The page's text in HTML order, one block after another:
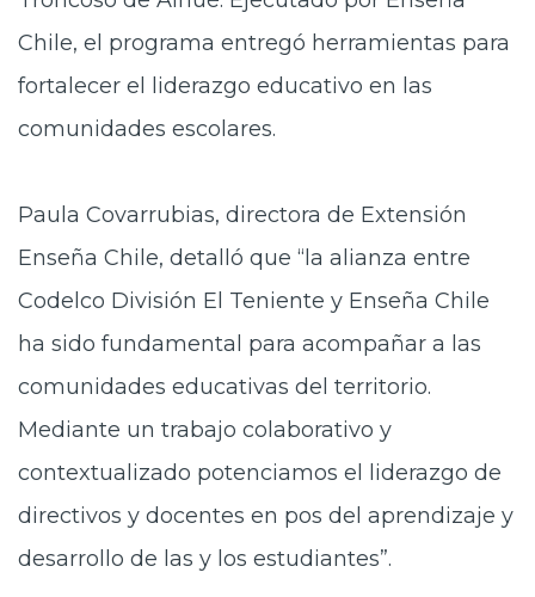
Chile, el programa entregó herramientas para
fortalecer el liderazgo educativo en las
comunidades escolares.
Paula Covarrubias, directora de Extensión
Enseña Chile, detalló que “la alianza entre
Codelco División El Teniente y Enseña Chile
ha sido fundamental para acompañar a las
comunidades educativas del territorio.
Mediante un trabajo colaborativo y
contextualizado potenciamos el liderazgo de
directivos y docentes en pos del aprendizaje y
desarrollo de las y los estudiantes”.